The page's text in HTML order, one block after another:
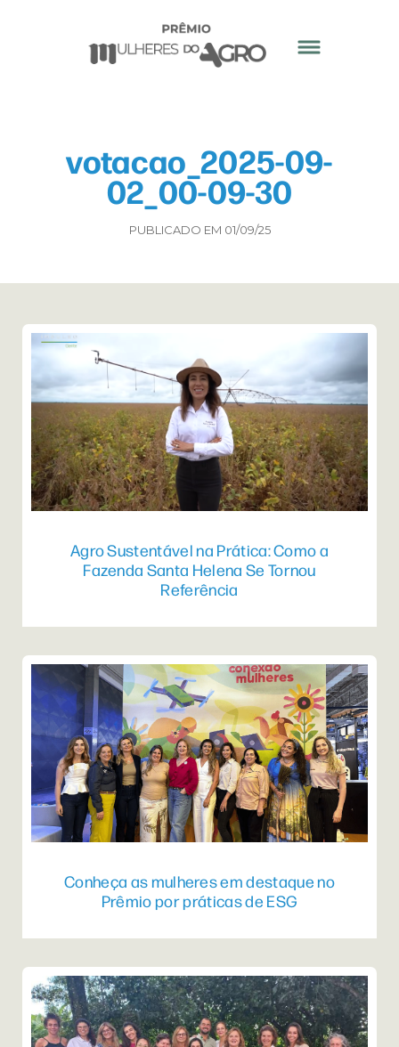
votacao_2025-09-
02_00-09-30
PUBLICADO EM 01/09/25
Agro Sustentável na Prática: Como a
Fazenda Santa Helena Se Tornou
Referência
Conheça as mulheres em destaque no
Prêmio por práticas de ESG